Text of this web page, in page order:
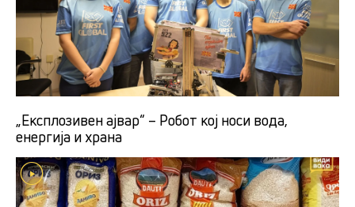
„Експлозивен ајвар“ – Робот кој носи вода,
енергија и храна